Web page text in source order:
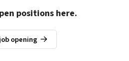
positions here.
opening